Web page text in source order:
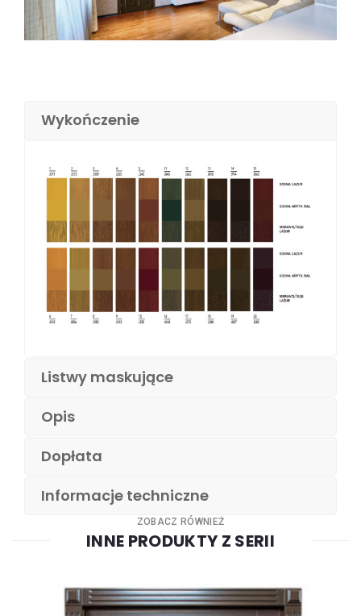
Wykończenie
Listwy maskujące
Opis
Dopłata
Informacje techniczne
ZOBACZ RÓWNIEŻ
INNE PRODUKTY Z SERII